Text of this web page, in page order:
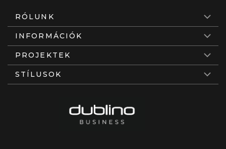
RÓLUNK
INFORMÁCIÓK
PROJEKTEK
STÍLUSOK